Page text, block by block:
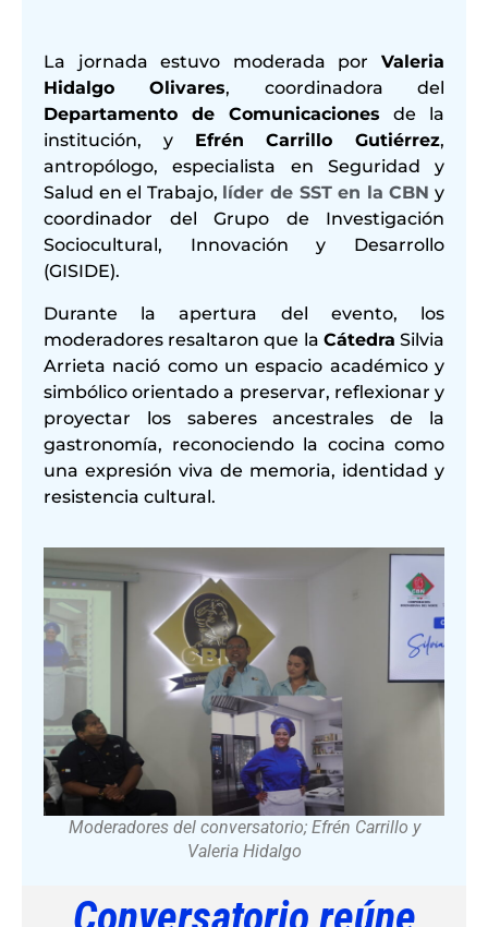
La jornada estuvo moderada por Valeria
Hidalgo Olivares, coordinadora del
Departamento de Comunicaciones de la
institución, y Efrén Carrillo Gutiérrez,
antropólogo, especialista en Seguridad y
Salud en el Trabajo, líder de SST en la CBN y
coordinador del Grupo de Investigación
Sociocultural, Innovación y Desarrollo
(GISIDE).
Durante la apertura del evento, los
moderadores resaltaron que la Cátedra Silvia
Arrieta nació como un espacio académico y
simbólico orientado a preservar, reflexionar y
proyectar los saberes ancestrales de la
gastronomía, reconociendo la cocina como
una expresión viva de memoria, identidad y
resistencia cultural.
Moderadores del conversatorio; Efrén Carrillo y
Valeria Hidalgo